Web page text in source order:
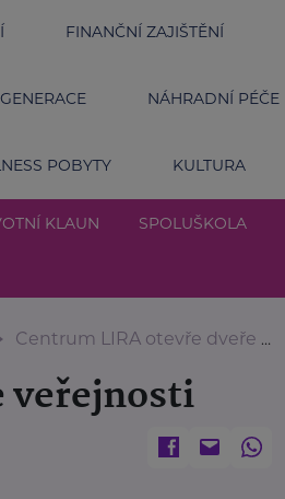
FINANČNÍ ZAJIŠTĚNÍ
NÁHRADNÍ PÉČE
POBYTY KULTURA
KLAUN SPOLUŠKOLA
Centrum LIRA otevře dveře veřejnosti
veřejnosti